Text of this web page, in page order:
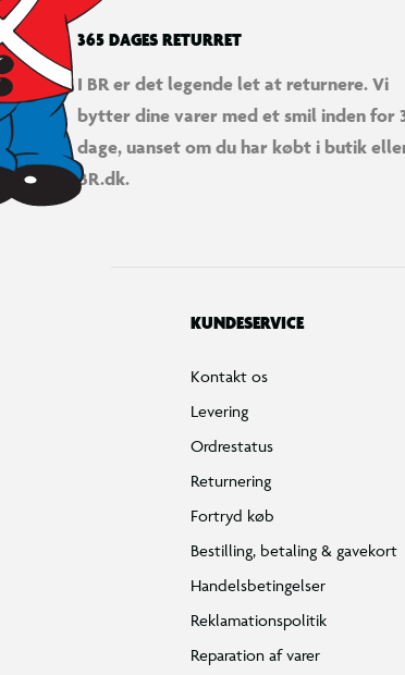
365 DAGES RETURRET
I BR er det legende let at returnere. Vi
bytter dine varer med et smil inden for
dage, uanset om du har købt i butik
BR.dk.
KUNDESERVICE
Kontakt os
Levering
Ordrestatus
Returnering
Fortryd køb
Bestilling, betaling & gavekort
Handelsbetingelser
Reklamationspolitik
Reparation af varer